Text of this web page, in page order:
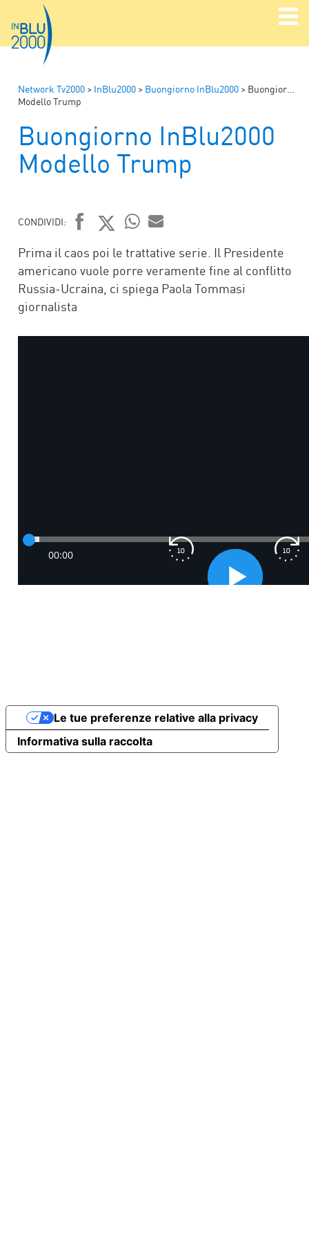
Network Tv2000 > InBlu2000 > Buongiorno InBlu2000 > Buongiorno InBlu2000
Modello Trump
Buongiorno InBlu2000
Modello Trump
CONDIVIDI:
FACEBOOK
TWITTER
WHATSAPP
MAIL
Prima il caos poi le trattative serie. Il Presidente
americano vuole porre veramente fine al conflitto
Russia-Ucraina, ci spiega Paola Tommasi
giornalista
Informativa sulla raccolta
Le tue preferenze relative alla privacy